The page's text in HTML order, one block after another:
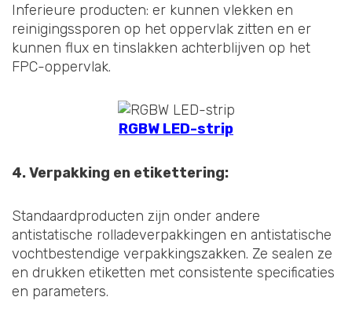
Inferieure producten: er kunnen vlekken en
reinigingssporen op het oppervlak zitten en er
kunnen flux en tinslakken achterblijven op het
FPC-oppervlak.
RGBW LED-strip
4. Verpakking en etikettering:
Standaardproducten zijn onder andere
antistatische rolladeverpakkingen en antistatische
vochtbestendige verpakkingszakken. Ze sealen ze
en drukken etiketten met consistente specificaties
en parameters.